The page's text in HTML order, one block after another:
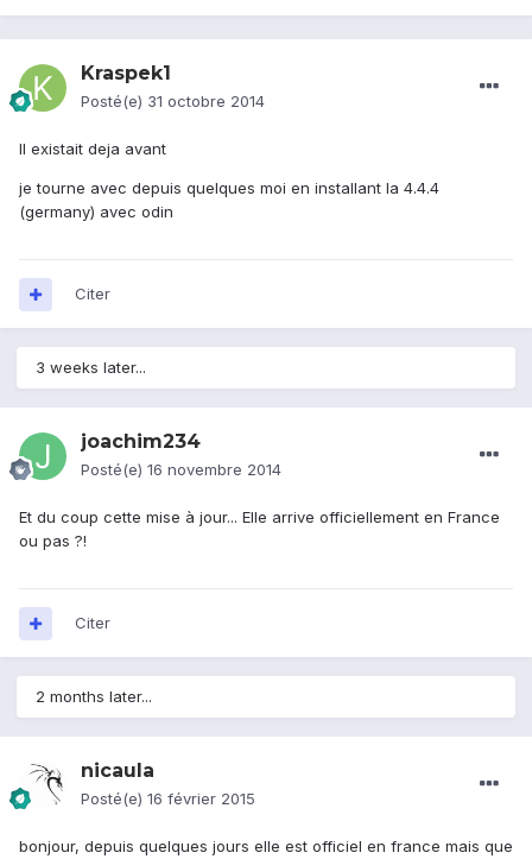
Kraspek1
Posté(e) 31 octobre 2014
Il existait deja avant
je tourne avec depuis quelques moi en installant la 4.4.4
(germany) avec odin
Citer
3 weeks later...
joachim234
Posté(e) 16 novembre 2014
Et du coup cette mise à jour... Elle arrive officiellement en France
ou pas ?!
Citer
2 months later...
nicaula
Posté(e) 16 février 2015
bonjour, depuis quelques jours elle est officiel en france mais que